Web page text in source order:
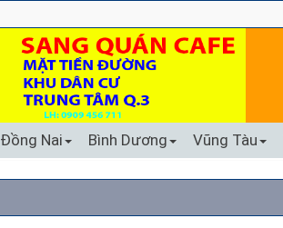
Đồng Nai Bình Dương Vũng Tàu